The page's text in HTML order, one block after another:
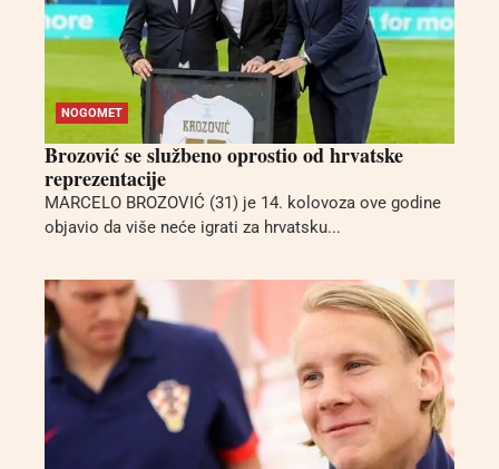
NOGOMET
Brozović se službeno oprostio od hrvatske
reprezentacije
MARCELO BROZOVIĆ (31) je 14. kolovoza ove godine
objavio da više neće igrati za hrvatsku...